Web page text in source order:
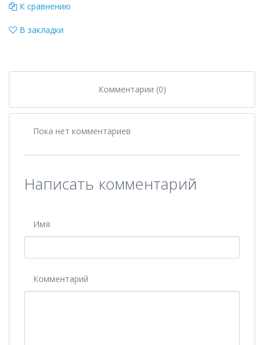
К сравнению
В закладки
Комментарии (0)
Пока нет комментариев
Написать комментарий
Имя
Комментарий